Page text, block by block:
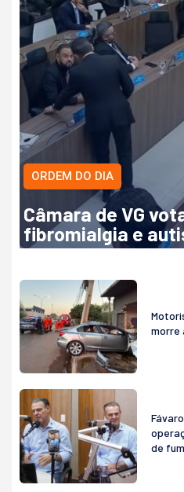
ORDEM DO DIA
Câmara de VG
fibromialgia e
morre
de